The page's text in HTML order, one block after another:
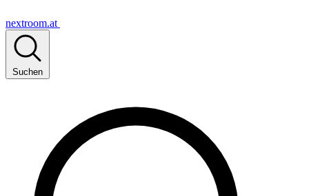
nextroom.at
Suchen